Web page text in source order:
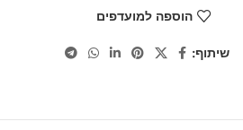
הוספה למועדפים
שיתוף: